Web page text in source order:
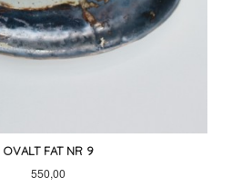
OVALT FAT NR 9
Pris
550,00